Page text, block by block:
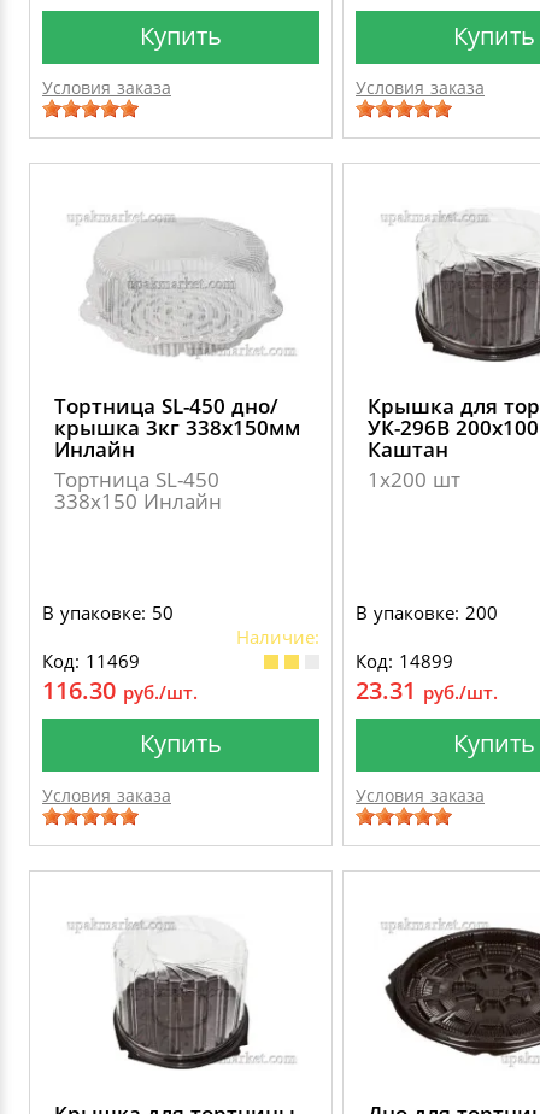
Купить
Условия заказа
Купить
Условия заказа
Тортница SL-450 дно/
крышка 3кг 338х150мм
Инлайн
Тортница SL-450
338х150 Инлайн
В упаковке: 50
Наличие:
Код: 11469
116.30 руб./шт.
Купить
Условия заказа
Крышка для
УК-296В
Каштан
1х200 шт
В упаковке: 200
Код: 14899
23.31 руб./шт.
Купить
Условия заказа